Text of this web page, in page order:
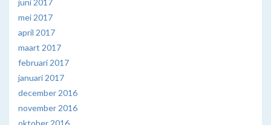
mei 2017
april 2017
maart 2017
februari 2017
januari 2017
december 2016
november 2016
oktober 2016